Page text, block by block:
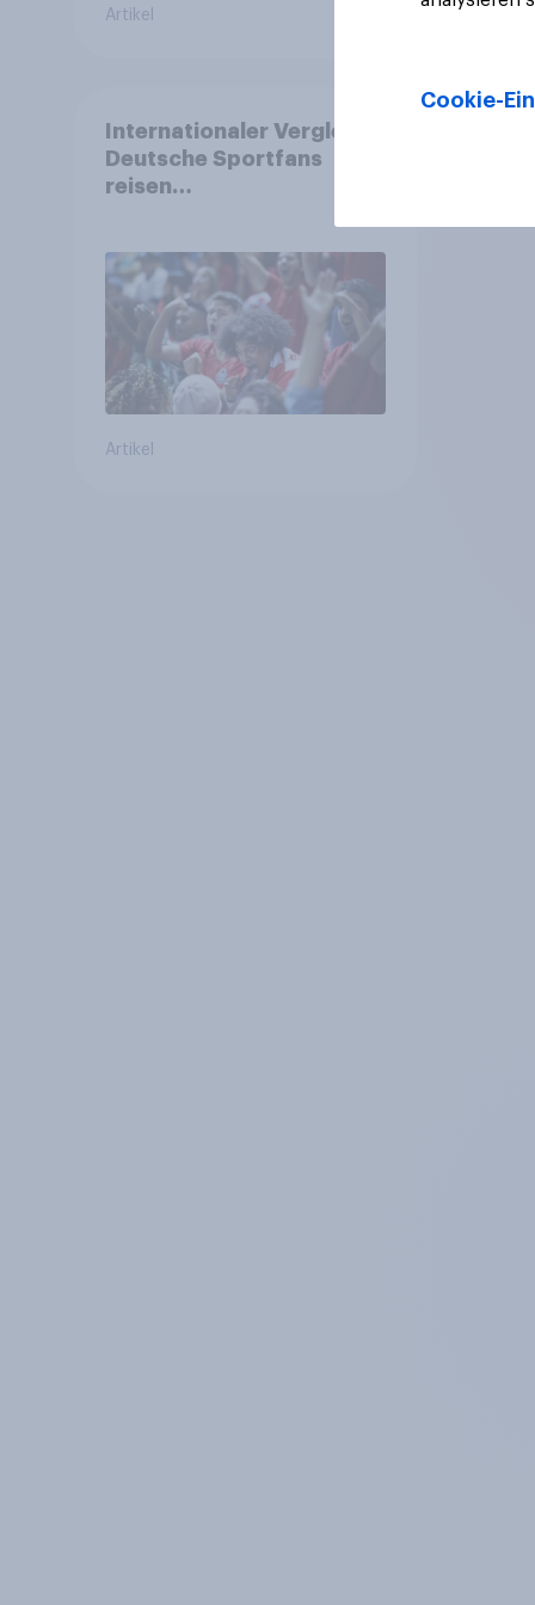
Artikel
Internationaler Vergleich:
Deutsche Sportfans
reisen
Veranstaltungen
Artikel
Cookie-